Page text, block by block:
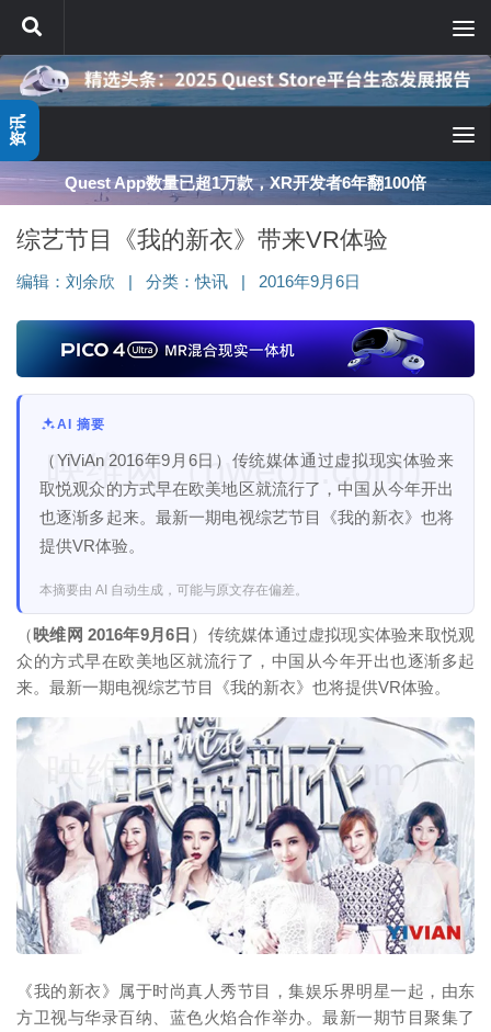
跳至内容
Quest App数量已超1万款，XR开发者6年翻100倍
综艺节目《我的新衣》带来VR体验
编辑： 刘余欣 分类：快讯 2016年9月6日
AI 摘要
（YiViAn 2016年9月6日）传统媒体通过虚拟现实体验来
取悦观众的方式早在欧美地区就流行了，中国从今年开出
也逐渐多起来。最新一期电视综艺节目《我的新衣》也将
提供VR体验。
本摘要由 AI 自动生成，可能与原文存在偏差。
（映维网 2016年9月6日 ）传统媒体通过虚拟现实体验来取悦观
众的方式早在欧美地区就流行了，中国从今年开出也逐渐多起
来。最新一期电视综艺节目《我的新衣》也将提供VR体验。
《我的新衣》属于时尚真人秀节目，集娱乐界明星一起，由东
方卫视与华录百纳、蓝色火焰合作举办。最新一期节目聚集了
映维网（nweon.com）
映维网（nweon.com）
资讯